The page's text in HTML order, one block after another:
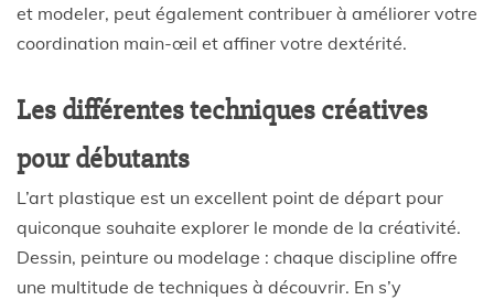
et modeler, peut également contribuer à améliorer votre
coordination main-œil et affiner votre dextérité.
Les différentes techniques créatives
pour débutants
L’art plastique est un excellent point de départ pour
quiconque souhaite explorer le monde de la créativité.
Dessin, peinture ou modelage : chaque discipline offre
une multitude de techniques à découvrir. En s’y